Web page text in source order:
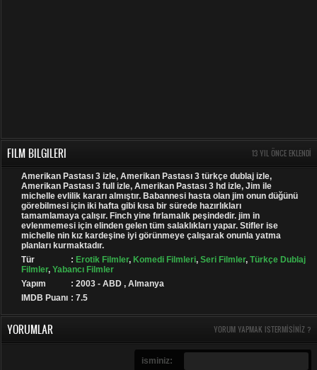
FILM BILGILERI 13 YIL ÖNCE EKLENDI
Amerikan Pastası 3 izle, Amerikan Pastası 3 türkçe dublaj izle,
Amerikan Pastası 3 full izle, Amerikan Pastası 3 hd izle, Jim ile
michelle evlilik kararı almıştır. Babannesi hasta olan jim onun düğünü
görebilmesi için iki hafta gibi kısa bir sürede hazırlıkları
tamamlamaya çalışır. Finch yine fırlamalık peşindedir. jim in
evlenmemesi için elinden gelen tüm salaklıkları yapar. Stifler ise
michelle nin kız kardeşine iyi görünmeye çalışarak onunla yatma
planları kurmaktadır.
Tür
: Erotik Filmler, Komedi Filmleri, Seri Filmler, Türkçe Dublaj
Filmler, Yabancı Filmler
Yapım
: 2003 - ABD , Almanya
IMDB Puanı : 7.5
YORUMLAR YORUM YAPMAK ISTERMISINIZ ?
isminiz: